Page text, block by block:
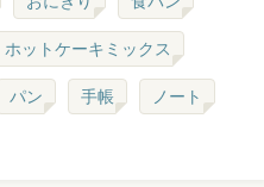
ホットケーキミックス
パン 手帳 ノート